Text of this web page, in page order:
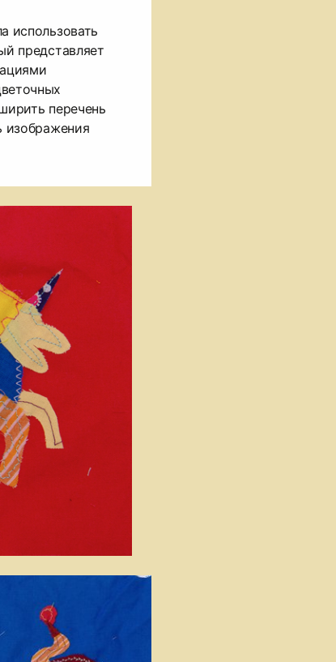
использовать
представляет
перечень
изображения